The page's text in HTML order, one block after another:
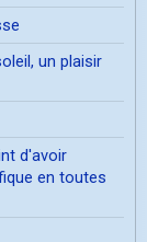
un plaisir
d'avoir
en toutes